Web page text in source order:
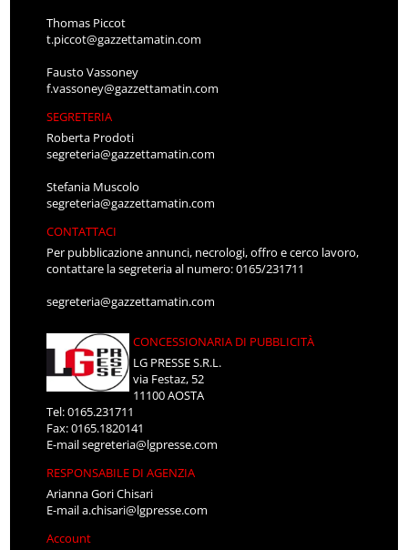
Thomas Piccot
t.piccot@gazzettamatin.com
Fausto Vassoney
f.vassoney@gazzettamatin.com
SEGRETERIA
Roberta Prodoti
segreteria@gazzettamatin.com
Stefania Muscolo
segreteria@gazzettamatin.com
CONTATTACI
Per pubblicazione annunci, necrologi, offro e cerco lavoro,
contattare la segreteria al numero: 0165/231711
segreteria@gazzettamatin.com
CONCESSIONARIA DI PUBBLICITÀ
LG PRESSE S.R.L.
via Festaz, 52
11100 AOSTA
Tel: 0165.231711
Fax: 0165.1820141
E-mailsegreteria@lgpresse.com
RESPONSABILE DI AGENZIA
Arianna Gori Chisari
E-maila.chisari@lgpresse.com
Account